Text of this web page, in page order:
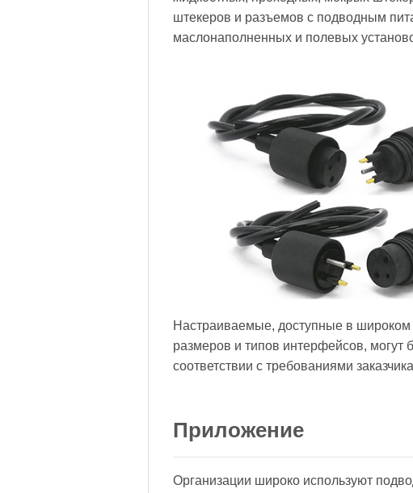
штекеров и разъемов с подводным
маслонаполненных и полевых
Настраиваемые, доступные в широком
размеров и типов интерфейсов, могут
соответствии с требованиями
Приложение
Организации широко используют